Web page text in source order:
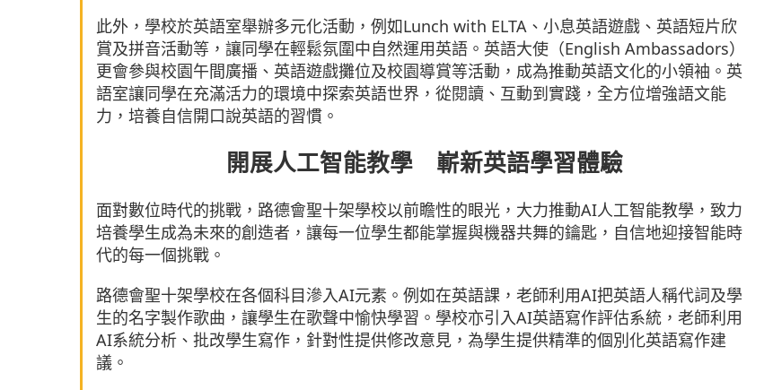
此外，學校於英語室舉辦多元化活動，例如Lunch with ELTA、小息英語遊戲、英語短片欣
賞及拼音活動等，讓同學在輕鬆氛圍中自然運用英語。英語大使（English Ambassadors）
更會參與校園午間廣播、英語遊戲攤位及校園導賞等活動，成為推動英語文化的小領袖。英
語室讓同學在充滿活力的環境中探索英語世界，從閱讀、互動到實踐，全方位增強語文能
力，培養自信開口說英語的習慣。
開展人工智能教學 嶄新英語學習體驗
面對數位時代的挑戰，路德會聖十架學校以前瞻性的眼光，大力推動AI人工智能教學，致力
培養學生成為未來的創造者，讓每一位學生都能掌握與機器共舞的鑰匙，自信地迎接智能時
代的每一個挑戰。
路德會聖十架學校在各個科目滲入AI元素。例如在英語課，老師利用AI把英語人稱代詞及學
生的名字製作歌曲，讓學生在歌聲中愉快學習。學校亦引入AI英語寫作評估系統，老師利用
AI系統分析、批改學生寫作，針對性提供修改意見，為學生提供精準的個別化英語寫作建
議。